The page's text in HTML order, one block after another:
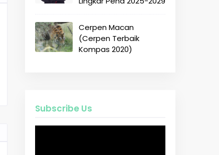
Cerpen Macan
(Cerpen Terbaik
Kompas 2020)
Subscribe Us